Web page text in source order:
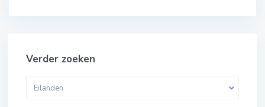
Verder zoeken
Eilanden